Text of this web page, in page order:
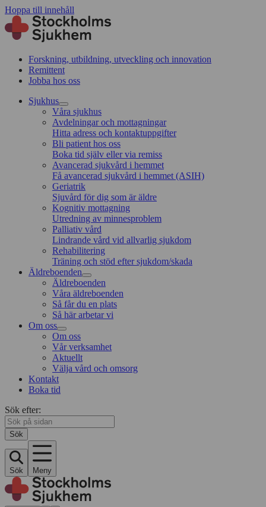
Hoppa till innehåll
Forskning, utbildning, utveckling och innovation
Remittent
Jobba hos oss
Sjukhus
Våra sjukhus
Avdelningar och mottagningar
Hitta adress och kontaktuppgifter
Bli patient hos oss
Boka tid själv eller via remiss
Avancerad sjukvård i hemmet
Få avancerad sjukvård i hemmet (ASIH)
Geriatrik
Sjuvård för dig som är äldre
Kognitiv mottagning
Utredning av minnesproblem
Palliativ vård
Lindrande vård vid allvarlig sjukdom
Rehabilitering
Träning och stöd efter sjukdom/skada
Äldreboenden
Äldreboenden
Våra äldreboenden
Så får du en plats
Så här arbetar vi
Om oss
Om oss
Vår verksamhet
Aktuellt
Välja vård och omsorg
Kontakt
Boka tid
Sök efter:
Sök
Sök Meny